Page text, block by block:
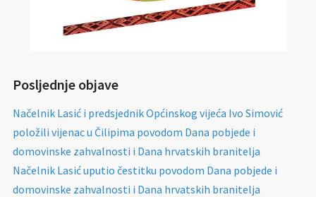
Posljednje objave
Načelnik Lasić i predsjednik Općinskog vijeća Ivo Simović
položili vijenac u Čilipima povodom Dana pobjede i
domovinske zahvalnosti i Dana hrvatskih branitelja
Načelnik Lasić uputio čestitku povodom Dana pobjede i
domovinske zahvalnosti i Dana hrvatskih branitelja